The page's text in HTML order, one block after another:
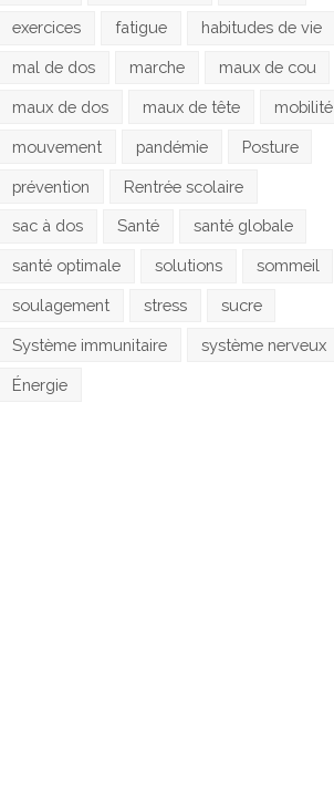
exercices fatigue habitudes de vie
mal de dos marche maux de cou
maux de dos maux de tête mobilité
mouvement pandémie Posture
prévention Rentrée scolaire
sac à dos Santé santé globale
santé optimale solutions sommeil
soulagement stress sucre
Système immunitaire système nerveux
Énergie